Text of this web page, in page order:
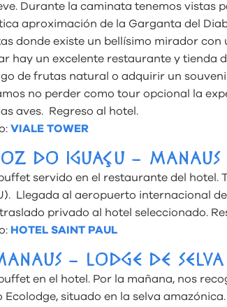
Durante la caminata tenemos vistas
aproximación de la Garganta del
donde existe un bellísimo mirador
hay un excelente restaurante y tienda
de frutas natural o adquirir un
no perder como tour opcional la
aves. Regreso al hotel.
VIALE TOWER
DO IGUAÇU – MANAUS
servido en el restaurante del hotel.
Llegada al aeropuerto internacional
privado al hotel seleccionado.
HOTEL SAINT PAUL
– LODGE DE SELVA
en el hotel. Por la mañana, nos
Ecolodge, situado en la selva